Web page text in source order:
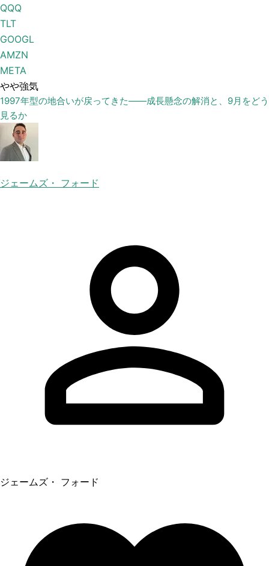
QQQ
TLT
GOOGL
AMZN
META
やや強気
1997年型の地合いが戻ってきた——成長懸念の解消と、9月をどう
見るか
ジェームズ・ フォード
ジェームズ・ フォード